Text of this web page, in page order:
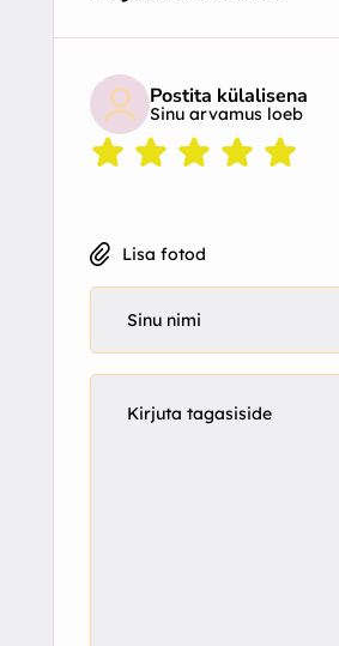
Postita külalisena
Sinu arvamus loeb
Lisa fotod